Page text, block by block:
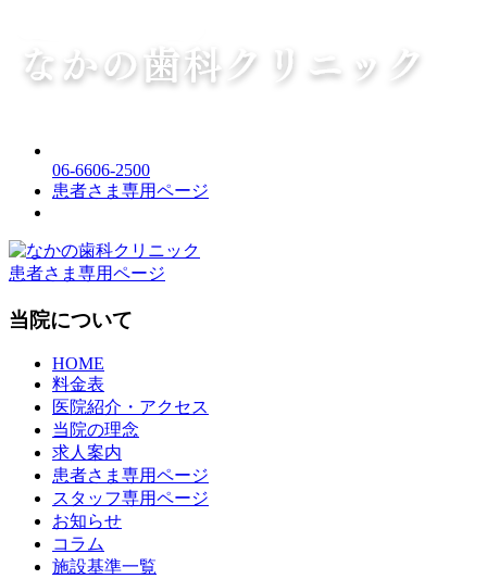
06-6606-2500
患者さま専用ページ
患者さま専用ページ
当院について
HOME
料金表
医院紹介・アクセス
当院の理念
求人案内
患者さま専用ページ
スタッフ専用ページ
お知らせ
コラム
施設基準一覧